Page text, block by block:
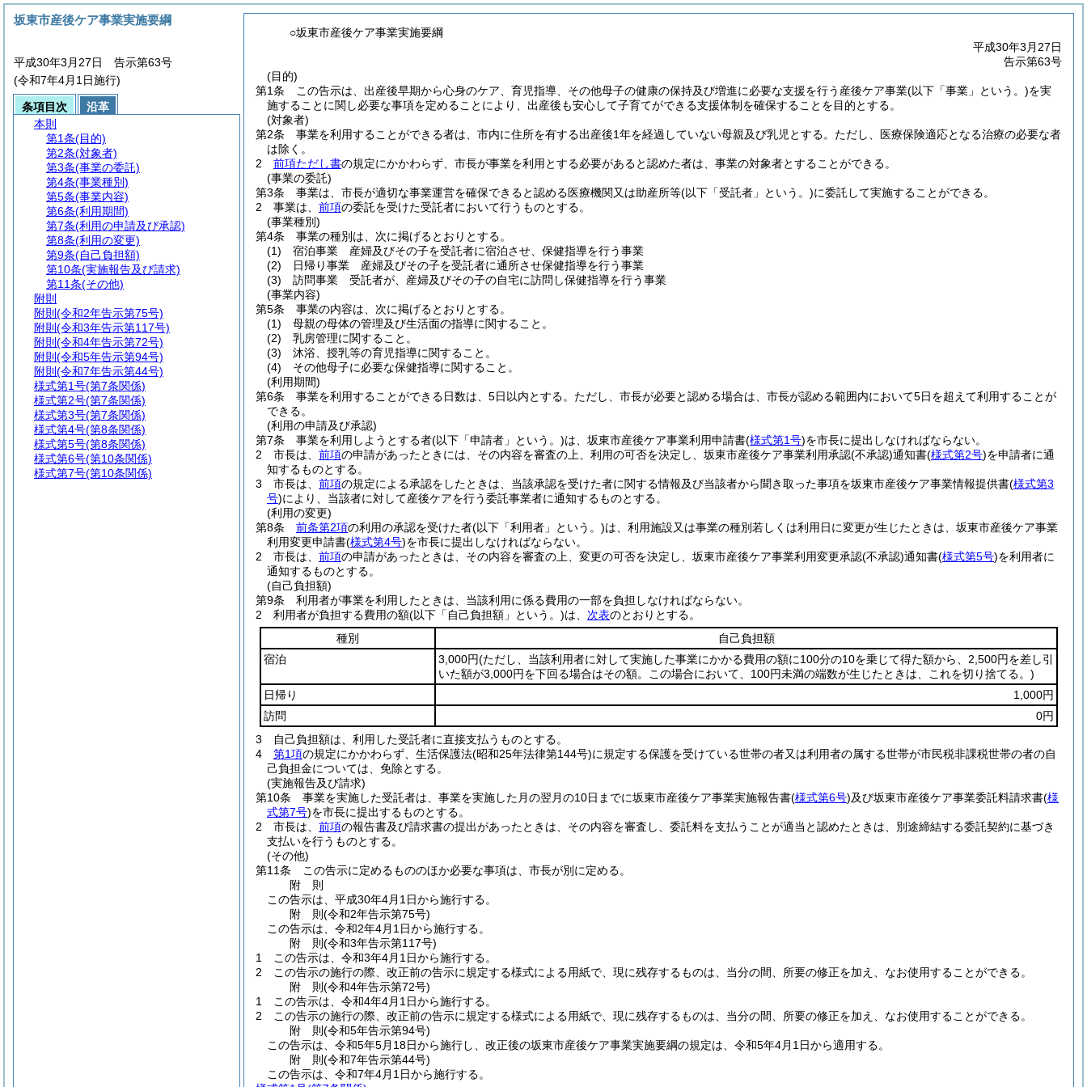
○坂東市産後ケア事業実施要綱
平成30年3月27日
告示第63号
(目的)
第1条
この告示は、出産後早期から心身のケア、育児指導、その他母子の健康の保持及び増進に必要な支援を行う産後ケア事業(以下「事業」という。)を実
施することに関し必要な事項を定めることにより、出産後も安心して子育てができる支援体制を確保することを目的とする。
(対象者)
第2条
事業を利用することができる者は、市内に住所を有する出産後1年を経過していない母親及び乳児とする。 ただし、医療保険適応となる治療の必要な者
は除く。
2
前項ただし書の規定にかかわらず、市長が事業を利用とする必要があると認めた者は、事業の対象者とすることができる。
(事業の委託)
第3条
事業は、市長が適切な事業運営を確保できると認める医療機関又は助産所等(以下「受託者」という。)に委託して実施することができる。
2
事業は、 前項の委託を受けた受託者において行うものとする。
(事業種別)
第4条
事業の種別は、次に掲げるとおりとする。
(1)
宿泊事業 産婦及びその子を受託者に宿泊させ、保健指導を行う事業
(2)
日帰り事業 産婦及びその子を受託者に通所させ保健指導を行う事業
(3)
訪問事業 受託者が、産婦及びその子の自宅に訪問し保健指導を行う事業
(事業内容)
第5条
事業の内容は、次に掲げるとおりとする。
(1)
母親の母体の管理及び生活面の指導に関すること。
(2)
乳房管理に関すること。
(3)
沐浴、授乳等の育児指導に関すること。
(4)
その他母子に必要な保健指導に関すること。
(利用期間)
第6条
事業を利用することができる日数は、5日以内とする。 ただし、市長が必要と認める場合は、市長が認める範囲内において5日を超えて利用することが
できる。
(利用の申請及び承認)
第7条
事業を利用しようとする者(以下「申請者」という。)は、坂東市産後ケア事業利用申請書(様式第1号)を市長に提出しなければならない。
2
市長は、 前項の申請があったときには、その内容を審査の上、利用の可否を決定し、坂東市産後ケア事業利用承認(不承認)通知書(様式第2号)を申請者に通
知するものとする。
3
市長は、 前項の規定による承認をしたときは、当該承認を受けた者に関する情報及び当該者から聞き取った事項を坂東市産後ケア事業情報提供書(様式第3
号)により、当該者に対して産後ケアを行う委託事業者に通知するものとする。
(利用の変更)
第8条
前条第2項の利用の承認を受けた者(以下「利用者」という。)は、利用施設又は事業の種別若しくは利用日に変更が生じたときは、坂東市産後ケア事業
利用変更申請書(様式第4号)を市長に提出しなければならない。
2
市長は、 前項の申請があったときは、その内容を審査の上、変更の可否を決定し、坂東市産後ケア事業利用変更承認(不承認)通知書(様式第5号)を利用者に
通知するものとする。
(自己負担額)
第9条
利用者が事業を利用したときは、当該利用に係る費用の一部を負担しなければならない。
2
利用者が負担する費用の額(以下「自己負担額」という。)は、 次表のとおりとする。
種別
自己負担額
宿泊
3,000円(ただし、当該利用者に対して実施した事業にかかる費用の額に100分の10を乗じて得た額から、2,500円を差し引
いた額が3,000円を下回る場合はその額。この場合において、100円未満の端数が生じたときは、これを切り捨てる。)
日帰り
1,000円
訪問
0円
3
自己負担額は、利用した受託者に直接支払うものとする。
4
第1項の規定にかかわらず、生活保護法(昭和25年法律第144号)に規定する保護を受けている世帯の者又は利用者の属する世帯が市民税非課税世帯の者の自
己負担金については、免除とする。
(実施報告及び請求)
第10条
事業を実施した受託者は、事業を実施した月の翌月の10日までに坂東市産後ケア事業実施報告書(様式第6号)及び坂東市産後ケア事業委託料請求書(様
式第7号)を市長に提出するものとする。
2
市長は、 前項の報告書及び請求書の提出があったときは、その内容を審査し、委託料を支払うことが適当と認めたときは、別途締結する委託契約に基づき
支払いを行うものとする。
(その他)
第11条
この告示に定めるもののほか必要な事項は、市長が別に定める。
附 則
この告示は、平成30年4月1日から施行する。
附 則(令和2年告示第75号)
この告示は、令和2年4月1日から施行する。
附 則(令和3年告示第117号)
1
この告示は、令和3年4月1日から施行する。
2
この告示の施行の際、改正前の告示に規定する様式による用紙で、現に残存するものは、当分の間、所要の修正を加え、なお使用することができる。
附 則(令和4年告示第72号)
1
この告示は、令和4年4月1日から施行する。
2
この告示の施行の際、改正前の告示に規定する様式による用紙で、現に残存するものは、当分の間、所要の修正を加え、なお使用することができる。
附 則(令和5年告示第94号)
この告示は、令和5年5月18日から施行し、改正後の坂東市産後ケア事業実施要綱の規定は、令和5年4月1日から適用する。
附 則(令和7年告示第44号)
この告示は、令和7年4月1日から施行する。
坂東市産後ケア事業実施要綱
平成30年3月27日 告示第63号
(令和7年4月1日施行)
条項目次
沿革
本則
第1条(目的)
第2条(対象者)
第3条(事業の委託)
第4条(事業種別)
第5条(事業内容)
第6条(利用期間)
第7条(利用の申請及び承認)
第8条(利用の変更)
第9条(自己負担額)
第10条(実施報告及び請求)
第11条(その他)
附則
附則 (令和2年告示第75号)
附則 (令和3年告示第117号)
附則 (令和4年告示第72号)
附則 (令和5年告示第94号)
附則 (令和7年告示第44号)
様式第1号(第7条関係)
様式第2号(第7条関係)
様式第3号(第7条関係)
様式第4号(第8条関係)
様式第5号(第8条関係)
様式第6号(第10条関係)
様式第7号(第10条関係)